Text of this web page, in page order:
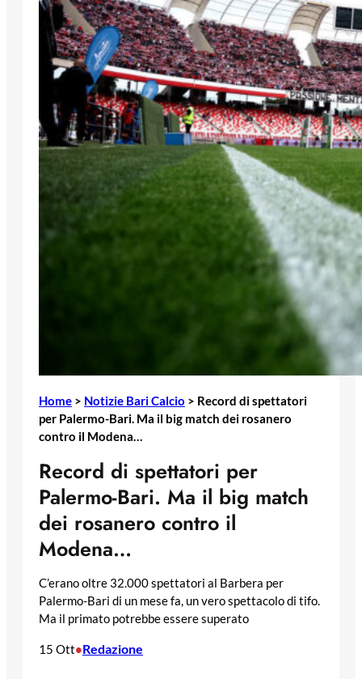
Home > Notizie Bari Calcio > Record di spettatori
per Palermo-Bari. Ma il big match dei rosanero
contro il Modena…
Record di spettatori per
Palermo-Bari. Ma il big match
dei rosanero contro il
Modena…
C’erano oltre 32.000 spettatori al Barbera per
Palermo-Bari di un mese fa, un vero spettacolo di tifo.
Ma il primato potrebbe essere superato
15 Ott•Redazione